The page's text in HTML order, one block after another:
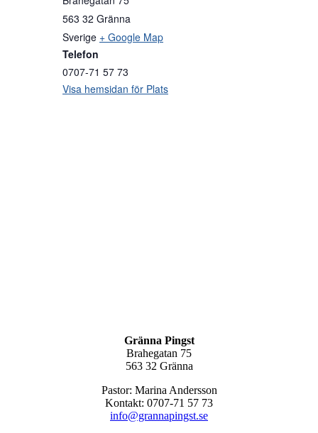
563 32 Gränna
Sverige + Google Map
Telefon
0707-71 57 73
Visa hemsidan för Plats
Gränna Pingst
Brahegatan 75
563 32 Gränna
Pastor: Marina Andersson
Kontakt: 0707-71 57 73
info@grannapingst.se